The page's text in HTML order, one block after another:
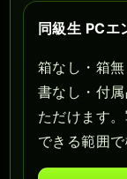
同級生 PCエ
箱なし・箱
書なし・付
ただけます
できる範囲